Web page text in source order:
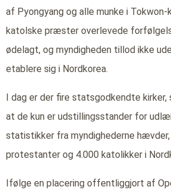
af Pyongyang og alle munke i
katolske præster overlevede
ødelagt, og myndigheden tillod ikke
etablere sig i Nordkorea.
I dag er der fire statsgodkendte
at de kun er udstillingsstander for
statistikker fra myndighederne
protestanter og 4.000 katolikker i
Ifølge en placering offentliggjort af